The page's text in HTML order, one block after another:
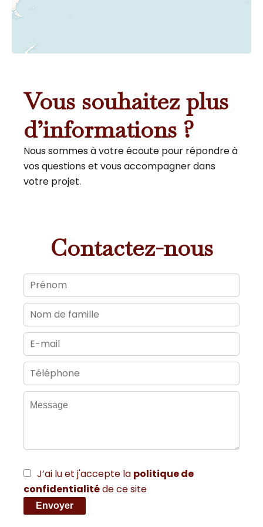
Vous souhaitez plus
d’informations ?
Nous sommes à votre écoute pour répondre à
vos questions et vous accompagner dans
votre projet.
Contactez-nous
J’ai lu et j'accepte la politique de
confidentialitéde ce site
Envoyer